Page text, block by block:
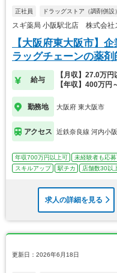
正社員 ドラッグストア（調剤併設）
スギ薬局 小阪駅北店 株式会社
【大阪府東大阪市】
ラッグチェーンの薬剤
給与
【月収】27.0万円
【年収】400万円
勤務地 大阪府 東大阪市
アクセス 近鉄奈良線 河内小
年収700万円以上可 未経験者も応
スキルアップ
駅チカ 店舗数30以
求人の詳細を見る
更新日：2026年6月18日